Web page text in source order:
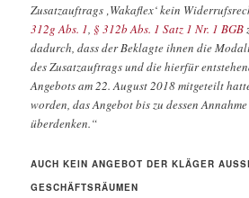
Zusatzauftrags ‚Wakaflex‘ kein
312g Abs. 1 § 312b Abs. 1 Satz 1 Nr. 1 BGB
dadurch, dass der Beklagte ihnen die
des Zusatzauftrags und die hierfür
Angebots am 22. August 2018 mitgeteilt
worden, das Angebot bis zu dessen
überdenken.“
AUCH KEIN ANGEBOT DER KLÄGER
ESCHÄFTSRÄUMEN